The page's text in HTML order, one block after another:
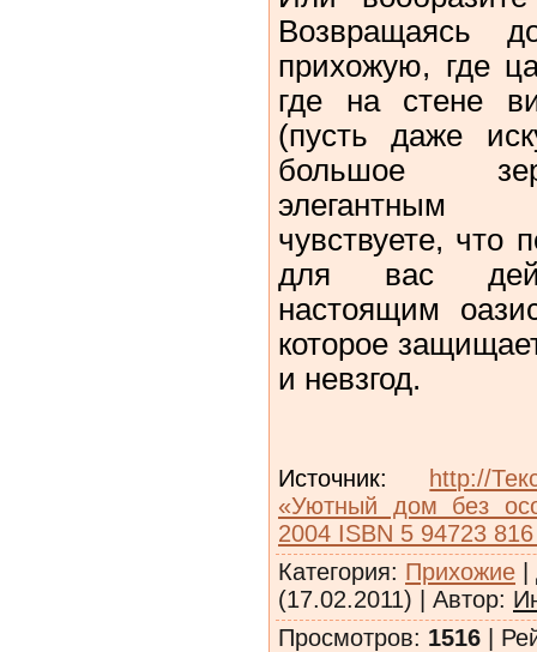
Возвращаясь
прихожую, где
где на стене
(пусть даже
большое
элегантным
чувствуете,
для вас
настоящим
которое
и невзгод.
Источник: http://
«Уютный дом без
2004 ISBN 5 94723
Категория: Прихожие |
(17.02.2011) | Автор:
Просмотров: 1516 |